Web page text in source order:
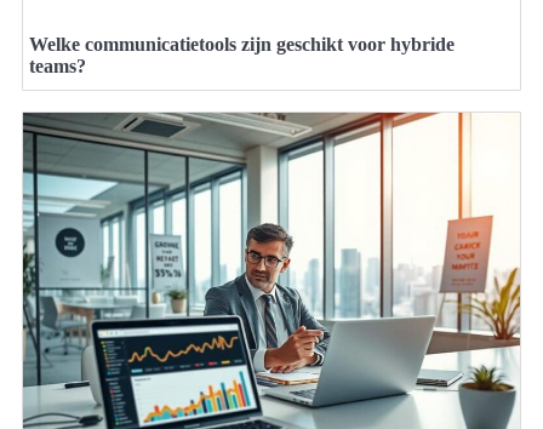
Welke communicatietools zijn geschikt voor hybride
teams?